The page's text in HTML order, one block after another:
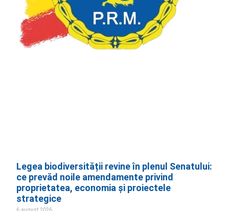
Legea biodiversității revine în plenul Senatului:
ce prevăd noile amendamente privind
proprietatea, economia și proiectele
strategice